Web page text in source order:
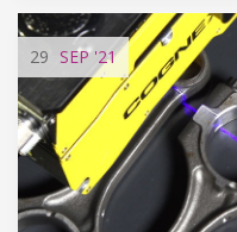
29 SEP'21